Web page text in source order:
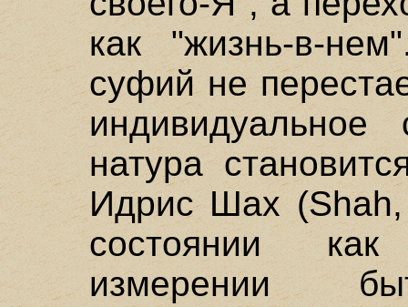
как "жизнь-в-
суфий не
индивидуальное
натура
Идрис Шах (Shah,
состоянии
измерении